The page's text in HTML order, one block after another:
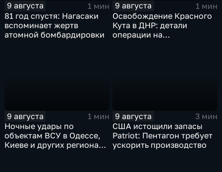
9 августа
1 мин
81 год спустя: Нагасаки
вспоминает жертв
атомной бомбардировки
9 августа
1 мин
Освобождение Красного
Кута в ДНР: детали
операции на
9 августа
1 мин
Ночные удары по
объектам ВСУ в Одессе,
Киеве и других регионах
9 августа
3 мин
США истощили запасы
Patriot: Пентагон требует
ускорить производство